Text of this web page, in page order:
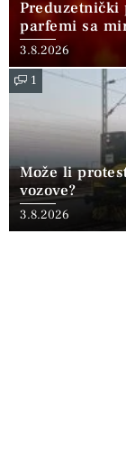
Preduzetnički
parfemi sa
3.8.2026
1
Može li
vozove?
3.8.2026